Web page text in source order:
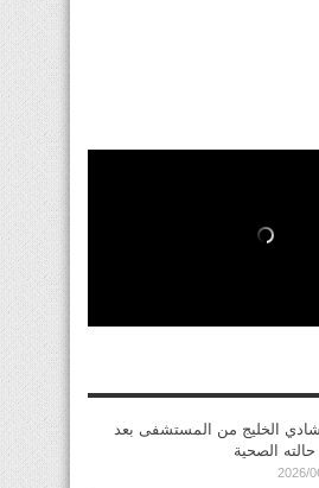
الخليج من المستشفى بعد
الصحية
2026/